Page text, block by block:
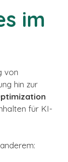
im
von
hin zur
für KI-